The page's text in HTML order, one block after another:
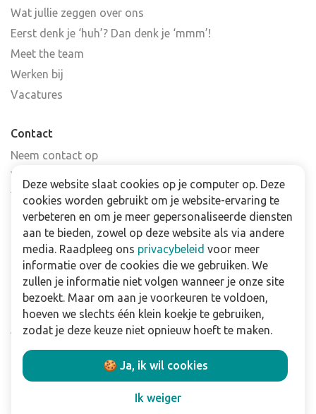
Wat jullie zeggen over ons
Eerst denk je ‘huh’? Dan denk je ‘mmm’!
Meet the team
Werken bij
Vacatures
Contact
Neem contact op
Veelgestelde vragen
Verkooppunten
Nieuwsbrief
Zakelijk
Downloads
Privacy policy
Algemene & voorwaarden
Disclaimer
Deze website slaat cookies op je computer op. Deze
cookies worden gebruikt om je website-ervaring te
verbeteren en om je meer gepersonaliseerde diensten
aan te bieden, zowel op deze website als via andere
media. Raadpleeg ons privacybeleid voor meer
informatie over de cookies die we gebruiken. We
zullen je informatie niet volgen wanneer je onze site
bezoekt. Maar om aan je voorkeuren te voldoen,
hoeven we slechts één klein koekje te gebruiken,
zodat je deze keuze niet opnieuw hoeft te maken.
🍪 Ja, ik wil cookies
Ik weiger